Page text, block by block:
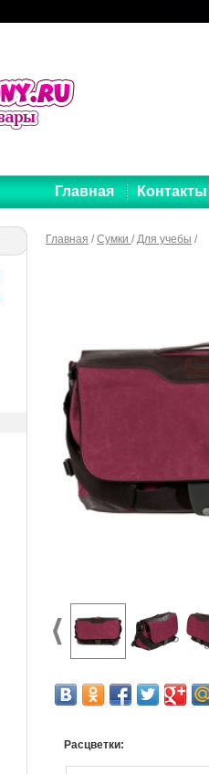
Главная Контакты
Главная /Сумки /Для учебы /
Расцветки: